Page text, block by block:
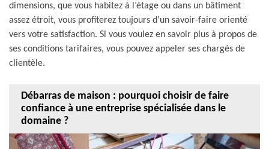
dimensions, que vous habitez à l’étage ou dans un bâtiment
assez étroit, vous profiterez toujours d’un savoir-faire orienté
vers votre satisfaction. Si vous voulez en savoir plus à propos de
ses conditions tarifaires, vous pouvez appeler ses chargés de
clientèle.
Débarras de maison : pourquoi choisir de faire
confiance à une entreprise spécialisée dans le
domaine ?